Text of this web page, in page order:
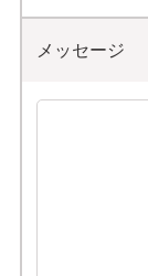
メッセージ